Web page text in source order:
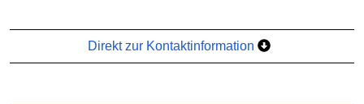
Direkt zur Kontaktinformation